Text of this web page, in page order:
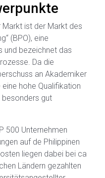
ist der Markt des
(BPO), eine
und bezeichnet das
Da die
an Akademiker
hohe Qualifikation
besonders gut
500 Unternehmen
auf de Philippinen
liegen dabei bei ca
Ländern gezahlten